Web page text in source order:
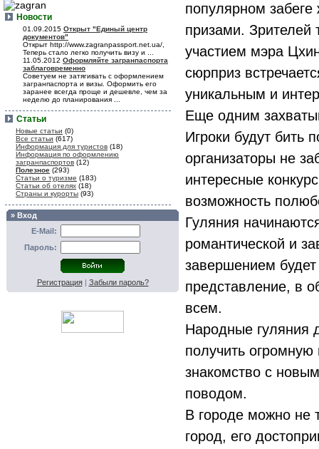
Новости
01.09.2015 Открыт "Единый центр
документов"
Открыт http://www.zagranpassport.net.ua/,
Теперь стало легко получить визу и ...
11.05.2012 Оформляйте загранпаспорта
заблаговременно
Советуем не затягивать с оформлением
загранпаспорта и визы. Оформить его
заранее всегда проще и дешевле, чем за
неделю до планирования ...
Статьи
Новые статьи (0)
Все статьи (617)
Информация для туристов (18)
Информация по оформлению
загранпаспортов (12)
Полезное (293)
Статьи о туризме (183)
Статьи об отелях (18)
Страны и курорты (93)
» Вход
E-Mail:
Пароль:
Регистрация| Забыли пароль?
популярном
призами. Зрителей
участием мэра
сюрприз
уникальным и
Еще одним
Игроки будут бить
организаторы не
интересные
возможность
Гуляния
романтической и
завершением
представление, в
всем.
Народные гуляния
получить
знакомство с
поводом.
В городе можно не
город, его